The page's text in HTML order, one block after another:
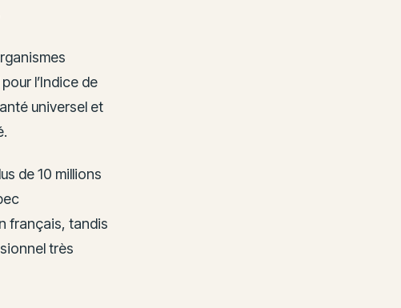
l’Indice de
universel et
de 10 millions
français, tandis
très